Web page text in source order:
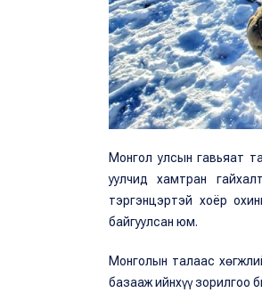
Монгол улсын гавьяат
уулчид хамтран
тэргэнцэртэй хоёр
байгуулсан юм.
Монголын талаас
базааж ийнхүү зорилгоо